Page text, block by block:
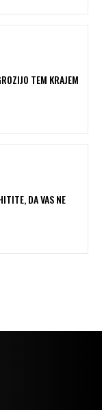
TEM KRAJEM
DA VAS NE